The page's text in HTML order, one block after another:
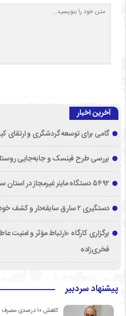
آخرین اخبار
گامی برای توسعه گردشگری و
بررسی طرح فینسک و جابه‌جایی
۵۴۹۲ دستگاه ماینر غیرمجاز در استان سمنان جمع‌آوری شد
دستگیری ۲ سارق سابقه‌دار و کشف خودروی سرقتی در مهدیشهر
برگزاری کارگاه «ارتباط مؤثر و امنیت
فخری‌زاده
پیشنهاد سردبیر
کاهش ۱۰ درصدی